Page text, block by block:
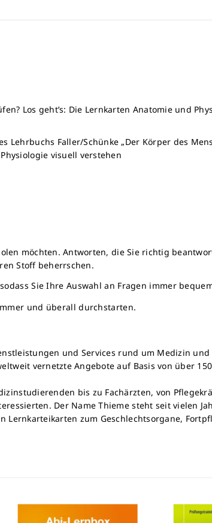
Los geht’s: Die Lernkarten Anatomie und
Faller/Schünke „Der Körper des
visuell verstehen
möchten. Antworten, die Sie richtig
Stoff beherrschen.
Sie Ihre Auswahl an Fragen immer
und überall durchstarten.
und Services rund um Medizin
vernetzte Angebote auf Basis von über
bis zu Fachärzten, von
Der Name Thieme steht seit vielen
zum Geschlechtsorgane,